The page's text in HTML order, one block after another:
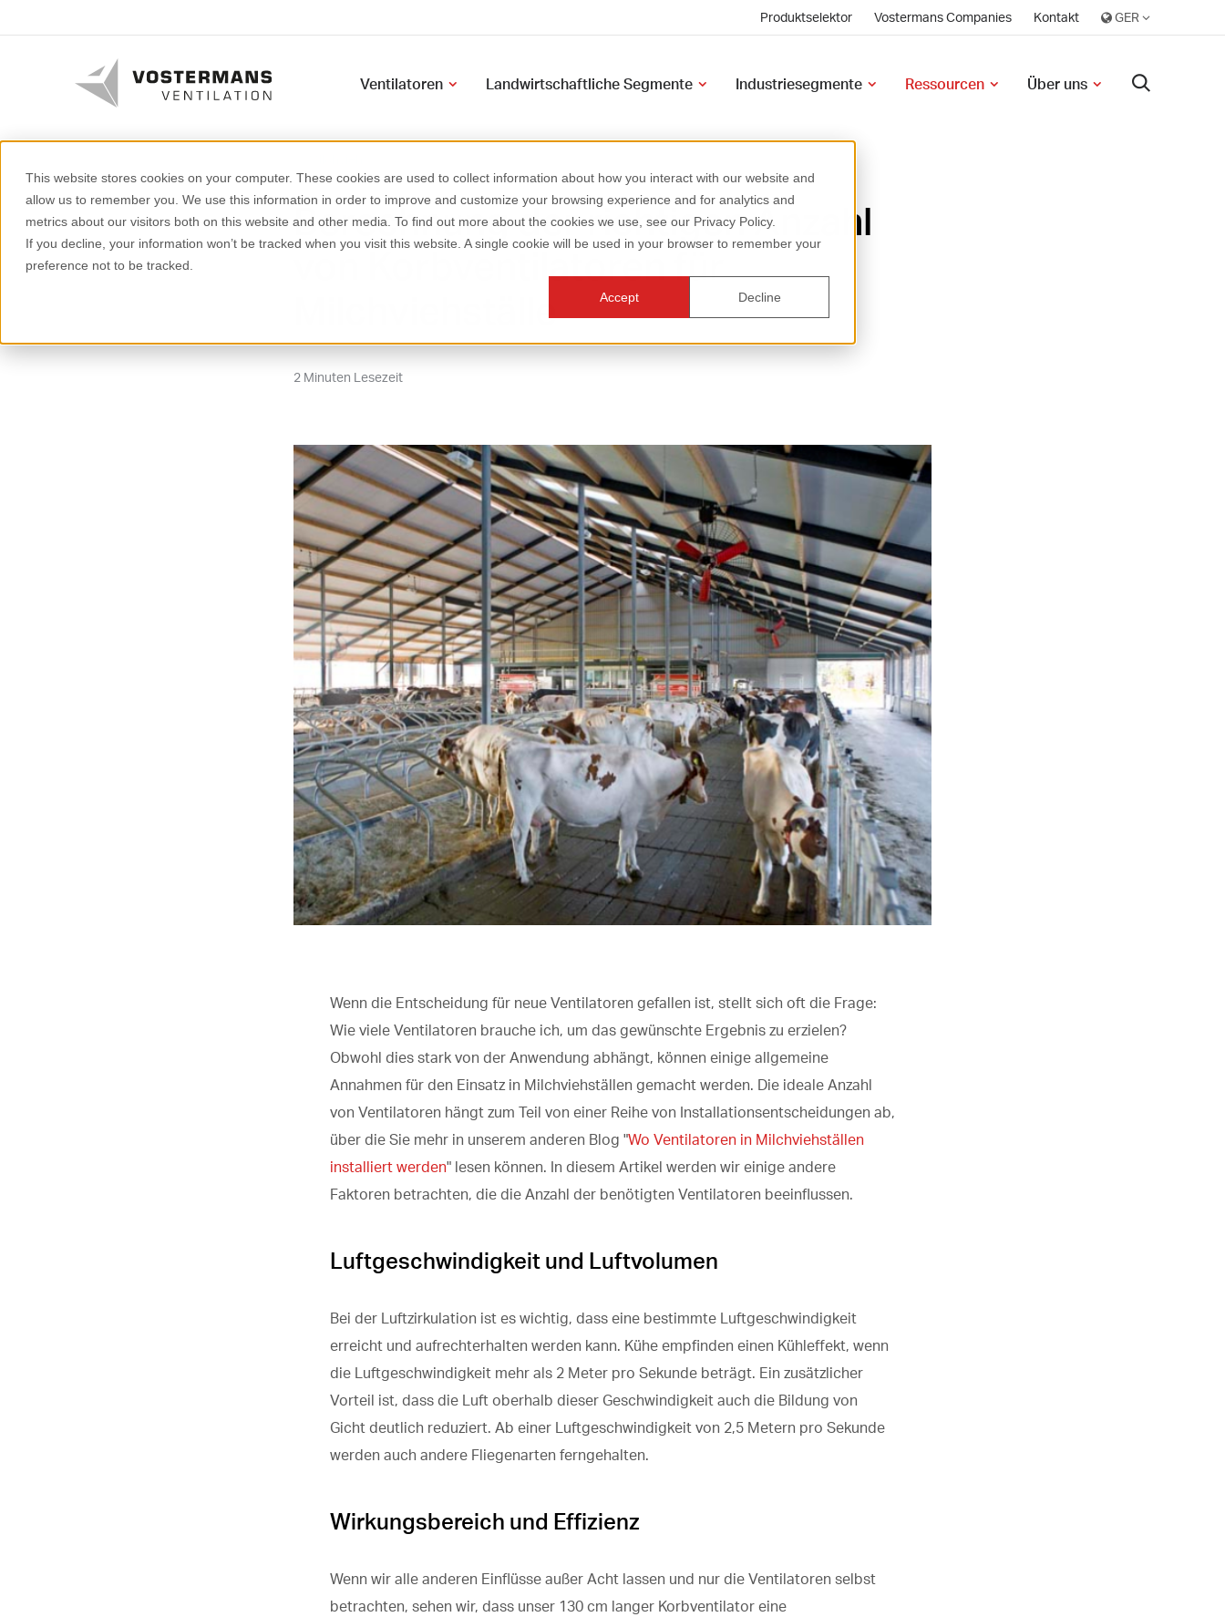
This website stores cookies on your computer. These cookies are used to collect information about how you interact with our website and
allow us to remember you. We use this information in order to improve and customize your browsing experience and for analytics and
metrics about our visitors both on this website and other media. To find out more about the cookies we use, see our Privacy Policy.
If you decline, your information won’t be tracked when you visit this website. A single cookie will be used in your browser to remember your
preference not to be tracked.
Accept Decline
Produktselektor Vostermans Companies Kontakt
Ventilatoren Landwirtschaftliche Segmente Industriesegmente Ressourcen Über uns
Berechnung der richtigen Anzahl
von Korbventilatoren für
Milchviehställe
2 Minuten Lesezeit
Wenn die Entscheidung für neue Ventilatoren gefallen ist, stellt sich oft die Frage:
Wie viele Ventilatoren brauche ich, um das gewünschte Ergebnis zu erzielen?
Obwohl dies stark von der Anwendung abhängt, können einige allgemeine
Annahmen für den Einsatz in Milchviehställen gemacht werden. Die ideale Anzahl
von Ventilatoren hängt zum Teil von einer Reihe von Installationsentscheidungen ab,
über die Sie mehr in unserem anderen Blog "Wo Ventilatoren in Milchviehställen
installiert werden" lesen können. In diesem Artikel werden wir einige andere
Faktoren betrachten, die die Anzahl der benötigten Ventilatoren beeinflussen.
Luftgeschwindigkeit und Luftvolumen
Bei der Luftzirkulation ist es wichtig, dass eine bestimmte Luftgeschwindigkeit
erreicht und aufrechterhalten werden kann. Kühe empfinden einen Kühleffekt, wenn
die Luftgeschwindigkeit mehr als 2 Meter pro Sekunde beträgt. Ein zusätzlicher
Vorteil ist, dass die Luft oberhalb dieser Geschwindigkeit auch die Bildung von
Gicht deutlich reduziert. Ab einer Luftgeschwindigkeit von 2,5 Metern pro Sekunde
werden auch andere Fliegenarten ferngehalten.
Wirkungsbereich und Effizienz
Wenn wir alle anderen Einflüsse außer Acht lassen und nur die Ventilatoren selbst
betrachten, sehen wir, dass unser 130 cm langer Korbventilator eine